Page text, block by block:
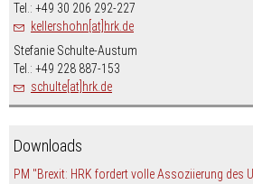
Tel.: +49 30 206 292-227
kellershohn[at]hrk.de
Stefanie Schulte-Austum
Tel.: +49 228 887-153
schulte[at]hrk.de
Downloads
PM "Brexit: HRK fordert volle Assoziierung des